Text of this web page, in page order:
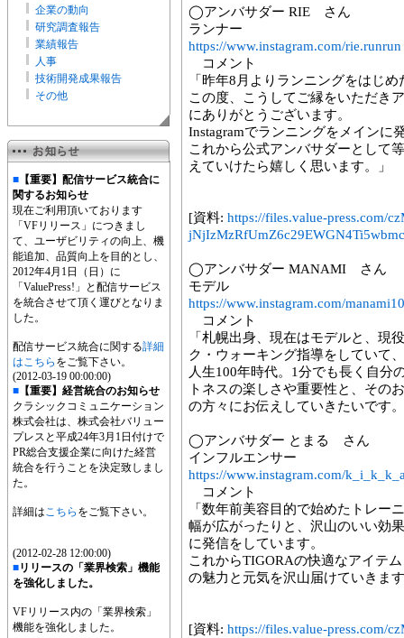
企業の動向
研究調査報告
業績報告
人事
技術開発成果報告
その他
■ 【重要】配信サービス統合に
関するお知らせ
現在ご利用頂いております
「VFリリース」につきまし
て、ユーザビリティの向上、機
能追加、品質向上を目的とし、
2012年4月1日（日）に
「ValuePress!」と配信サービス
を統合させて頂く運びとなりま
した。
配信サービス統合に関する詳細
はこちら をご覧下さい。
(2012-03-19 00:00:00)
■ 【重要】経営統合のお知らせ
クラシックコミュニケーション
株式会社は、株式会社バリュー
プレスと平成24年3月1日付けで
PR総合支援企業に向けた経営
統合を行うことを決定致しまし
た。
詳細はこちら をご覧下さい。
(2012-02-28 12:00:00)
■リリースの「業界検索」機能
を強化しました。
VFリリース内の「業界検索」
機能を強化しました。
◯アンバサダー RIE さん
ランナー
https://www.instagram.com/rie.runrun
コメント
「昨年8月よりランニングをはじ
この度、こうしてご縁をいただき
にありがとうございます。
Instagramでランニングをメインに
これから公式アンバサダーとして
えていけたら嬉しく思います。」
[資料: https://files.value-press.com/
◯アンバサダー MANAMI さん
モデル
https://www.instagram.com/
コメント
「札幌出身、現在はモデルと、現
ク・ウォーキング指導をしていて
人生100年時代。1分でも長く自分
トネスの楽しさや重要性と、その
の方々にお伝えしていきたいです
◯アンバサダー とまる さん
インフルエンサー
https://www.instagram.com/
コメント
「数年前美容目的で始めたトレー
幅が広がったりと、沢山のいい効
に発信をしています。
これからTIGORAの快適なアイテ
の魅力と元気を沢山届けていきま
[資料: https://files.value-press.com/